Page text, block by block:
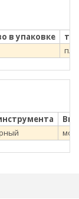
в упаковке
п/э